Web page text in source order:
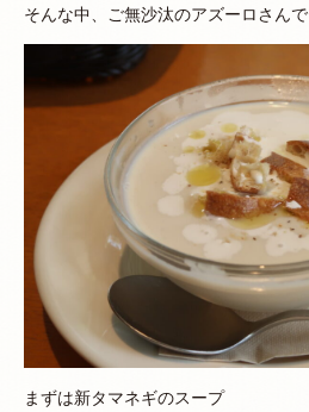
そんな中、ご無沙汰のアズーロさんで
まずは新タマネギのスープ